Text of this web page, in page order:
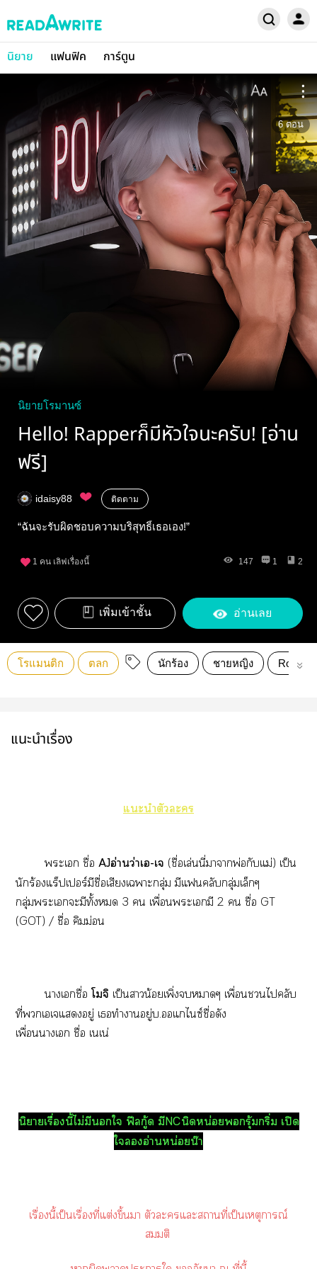
นิยาย แฟนฟิค การ์ตูน
6 ตอน
นิยายโรมานซ์
Hello! Rapperก็มีหัวใจนะครับ! [อ่าน
ฟรี]
idaisy88 ติดตาม
“ฉันจะรับผิดชอบความบริสุทธิ์เธอเอง!”
1 คน เลิฟเรื่องนี้ 147 1 2
เพิ่มเข้าชั้น อ่านเลย
โรแมนติก ตลก นักร้อง ชายหญิง
แนะนำเรื่อง
แะนำตัวะ
ะเ ชื่อ AJอ่านว่าเ-เ (ชื่อเล่นนี่าาพ่อกับแม่) เป็น
นักร้แร็ปเร์มีชื่อเสียงเาะกลุ่ม มีแคลัลุ่มเล็กๆ
กลุ่มะเะมีทั้ง 3  เพื่อนะเอกมี 2  ชื่อ GT
(GOT) / ชื่อ คิมม่อน
าเชื่อ โมจิ เป็นาน้อยเพิ่งาๆ เพื่อนไคลับ
ที่เเแอยู่ เทำาอยู่บ.แไซ์ชื่อดัง
เพื่อนาเ ชื่อ เนเน่
นิยายเรื่องนี้ไม่มีนใ ฟีลกู้ด มีNCนิดหน่อยรุ้มกริ่ม เปิด
ใอ่านหน่อยน๊า
เรื่องนี้เป็นเรื่องที่แต่งขึ้นา ตัวะแะสถานที่เป็นเหตุการณ์
สมมติ